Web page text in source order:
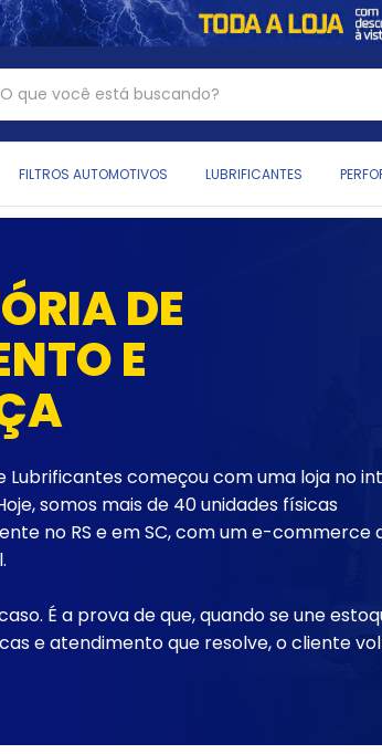
FILTROS AUTOMOTIVOS LUBRIFICANTES
DE
E
Lubrificantes começou com uma loja no
somos mais de 40 unidades físicas
no RS e em SC, com um e-commerce
É a prova de que, quando se une
e atendimento que resolve, o cliente